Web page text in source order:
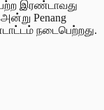
இரண்டாவது
Penang
நடைபெற்றது.